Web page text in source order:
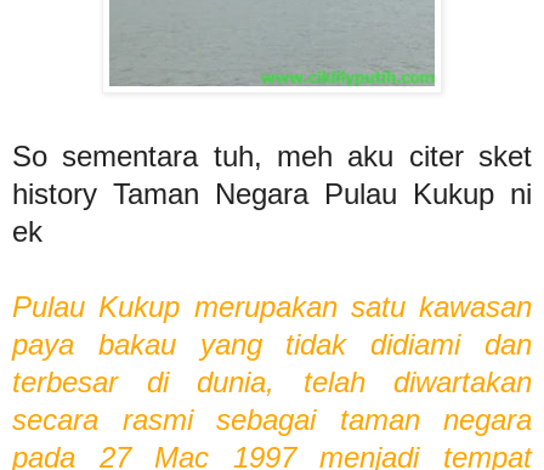
So sementara tuh, meh aku citer sket
history Taman Negara Pulau Kukup ni
ek
Pulau Kukup merupakan satu kawasan
paya bakau yang tidak didiami dan
terbesar di dunia, telah diwartakan
secara rasmi sebagai taman negara
pada 27 Mac 1997 menjadi tempat